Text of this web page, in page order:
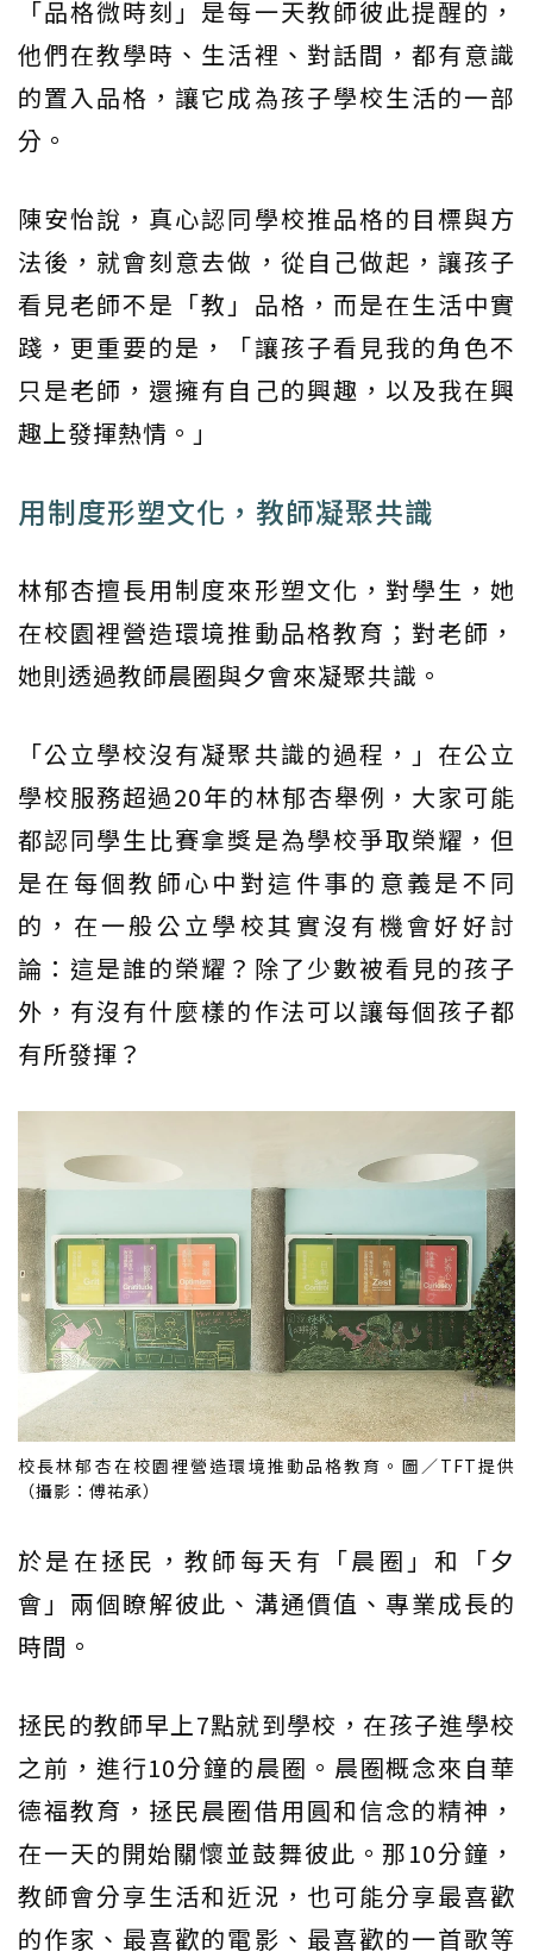
「品格微時刻」是每一天教師彼此提醒的，
他們在教學時、生活裡、對話間，都有意識
的置入品格，讓它成為孩子學校生活的一部
分。
陳安怡說，真心認同學校推品格的目標與方
法後，就會刻意去做，從自己做起，讓孩子
看見老師不是「教」品格，而是在生活中實
踐，更重要的是，「讓孩子看見我的角色不
只是老師，還擁有自己的興趣，以及我在興
趣上發揮熱情。」
用制度形塑文化，教師凝聚共識
林郁杏擅長用制度來形塑文化，對學生，她
在校園裡營造環境推動品格教育；對老師，
她則透過教師晨圈與夕會來凝聚共識。
「公立學校沒有凝聚共識的過程，」在公立
學校服務超過20年的林郁杏舉例，大家可能
都認同學生比賽拿獎是為學校爭取榮耀，但
是在每個教師心中對這件事的意義是不同
的，在一般公立學校其實沒有機會好好討
論：這是誰的榮耀？除了少數被看見的孩子
外，有沒有什麼樣的作法可以讓每個孩子都
有所發揮？
校長林郁杏在校園裡營造環境推動品格教育。圖／TFT提供
（攝影：傅祐承）
於是在拯民，教師每天有「晨圈」和「夕
會」兩個瞭解彼此、溝通價值、專業成長的
時間。
拯民的教師早上7點就到學校，在孩子進學校
之前，進行10分鐘的晨圈。晨圈概念來自華
德福教育，拯民晨圈借用圓和信念的精神，
在一天的開始關懷並鼓舞彼此。那10分鐘，
教師會分享生活和近況，也可能分享最喜歡
的作家、最喜歡的電影、最喜歡的一首歌等